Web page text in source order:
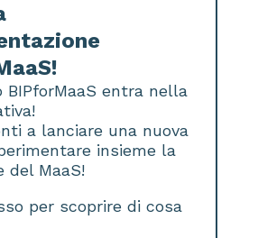
BIPforMaaS entra nella
a lanciare una nuova
insieme la
del MaaS!
per scoprire di cosa